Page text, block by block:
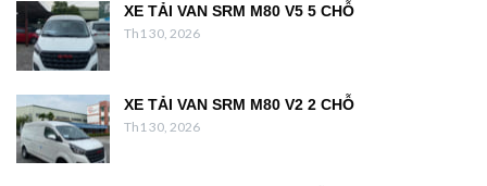
XE TẢI VAN SRM M80 V5 5 CHỖ
Th1 30, 2026
XE TẢI VAN SRM M80 V2 2 CHỖ
Th1 30, 2026